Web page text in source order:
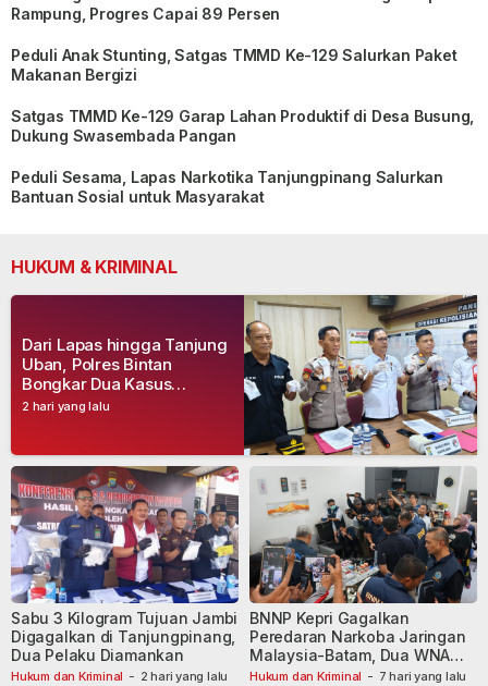
Rampung, Progres Capai 89 Persen
Peduli Anak Stunting, Satgas TMMD Ke-129 Salurkan Paket
Makanan Bergizi
Satgas TMMD Ke-129 Garap Lahan Produktif di Desa Busung,
Dukung Swasembada Pangan
Peduli Sesama, Lapas Narkotika Tanjungpinang Salurkan
Bantuan Sosial untuk Masyarakat
HUKUM & KRIMINAL
2 hari yang lalu
Dari Lapas hingga Tanjung
Uban, Polres Bintan
Bongkar Dua Kasus
Narkoba, Empat Tersangka
Hukum dan Kriminal - 2 hari yang lalu
Sabu 3 Kilogram Tujuan Jambi
Digagalkan di Tanjungpinang,
Dua Pelaku Diamankan
Hukum dan Kriminal - 7 hari yang lalu
BNNP Kepri Gagalkan
Peredaran Narkoba Jaringan
Malaysia-Batam, Dua WNA
Masih Diburu